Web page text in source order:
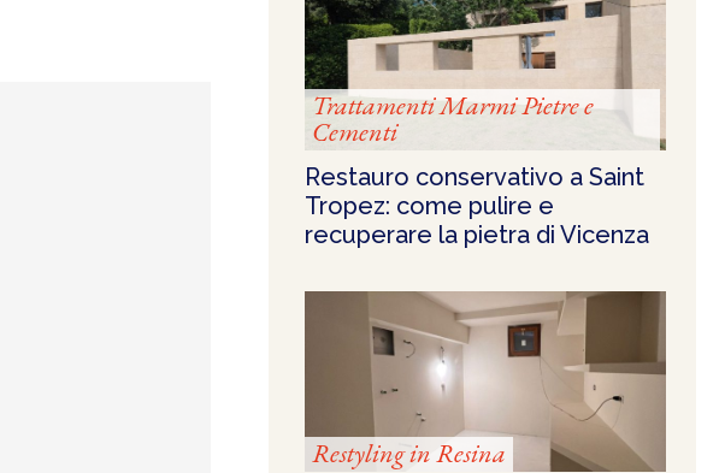
Trattamenti Marmi Pietre e
Cementi
Restauro conservativo a Saint
Tropez: come pulire e
recuperare la pietra di Vicenza
Restyling in Resina